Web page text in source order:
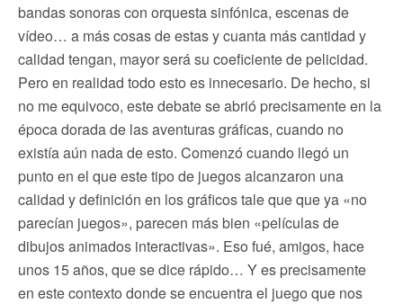
bandas sonoras con orquesta sinfónica, escenas de
vídeo… a más cosas de estas y cuanta más cantidad y
calidad tengan, mayor será su coeficiente de pelicidad.
Pero en realidad todo esto es innecesario. De hecho, si
no me equivoco, este debate se abrió precisamente en la
época dorada de las aventuras gráficas, cuando no
existía aún nada de esto. Comenzó cuando llegó un
punto en el que este tipo de juegos alcanzaron una
calidad y definición en los gráficos tale que que ya «no
parecían juegos», parecen más bien «películas de
dibujos animados interactivas». Eso fué, amigos, hace
unos 15 años, que se dice rápido… Y es precisamente
en este contexto donde se encuentra el juego que nos